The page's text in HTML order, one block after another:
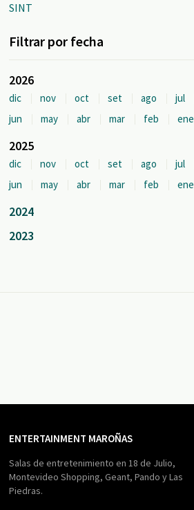
SINT
Filtrar por fecha
2026
dic nov oct set ago
jul
jun
may abr mar feb ene
2025
dic nov oct set ago
jul
jun
may abr mar feb ene
2024
2023
ENTERTAINMENT MAROÑAS
Salas de entretenimiento en 18 de Julio,
Montevideo Shopping, Geant, Pando y Las
Piedras.